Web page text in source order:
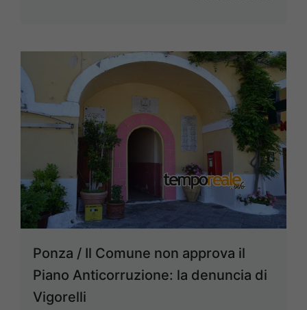
Ponza / Il Comune non approva il
Piano Anticorruzione: la denuncia di
Vigorelli